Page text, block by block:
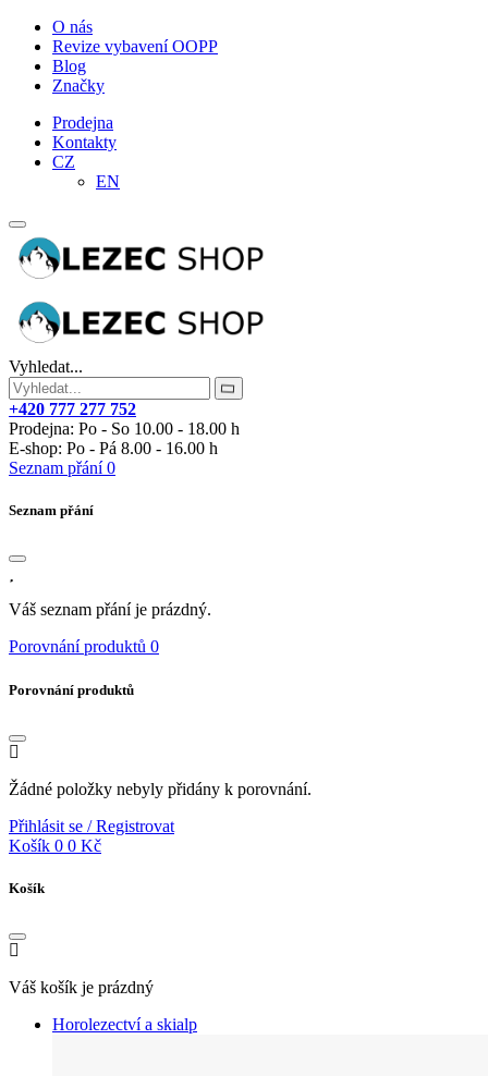
O nás
Revize vybavení OOPP
Blog
Značky
Prodejna
Kontakty
CZ
EN
Vyhledat...
+420 777 277 752
Prodejna: Po - So 10.00 - 18.00 h
E-shop: Po - Pá 8.00 - 16.00 h
Seznam přání 0
Seznam přání
Váš seznam přání je prázdný.
Porovnání produktů 0
Porovnání produktů
Žádné položky nebyly přidány k porovnání.
Přihlásit se / Registrovat
Košík 0 0 Kč
Košík
Váš košík je prázdný
Horolezectví a skialp